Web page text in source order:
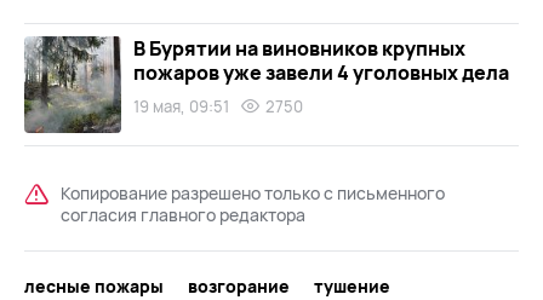
В Бурятии на виновников крупных
пожаров уже завели 4 уголовных дела
19 мая, 09:51 2750
Копирование разрешено только с письменного
согласия главного редактора
лесные пожары возгорание
тушение